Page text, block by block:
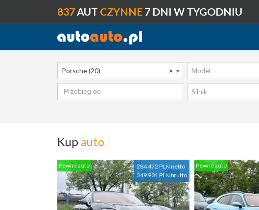
837AUT CZYNNE 7 DNI W TYGODNIU
×
Porsche (20) Model
Silnik
Kup auto
284 472 PLN netto
349 901 PLN brutto
Pewne auto Pewne auto